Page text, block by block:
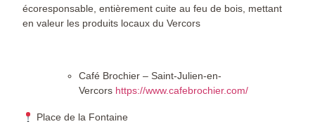
écoresponsable, entièrement cuite au feu de bois, mettant
en valeur les produits locaux du Vercors
Café Brochier – Saint-Julien-en-
Vercors https://www.cafebrochier.com/
Place de la Fontaine